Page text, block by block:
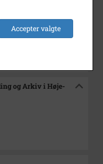
Samling og Arkiv i
Kommune
og Arkiv i Høje-
Accepter valgte